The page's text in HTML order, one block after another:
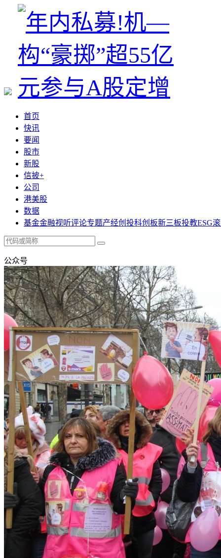
首页
快讯
要闻
股市
新股
信披+
公司
港美股
数据
基金金融视听评论专题产经创投科创板新三板投教ESG
公众号